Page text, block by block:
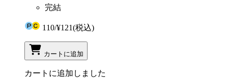
完結
110/¥121(税込)
カートに追加
カートに追加しました